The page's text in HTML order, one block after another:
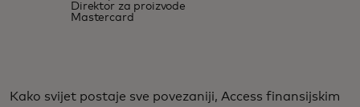
Direktor za proizvode
Mastercard
Kako svijet postaje sve povezaniji, Access finansijskim